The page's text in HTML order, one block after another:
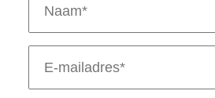
(Vereist)
mailadres